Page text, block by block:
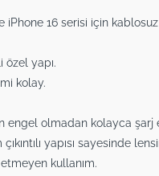
iPhone 16 serisi için
özel yapı.
kolay.
engel olmadan kolayca şarj
yapısı sayesinde
kullanım.